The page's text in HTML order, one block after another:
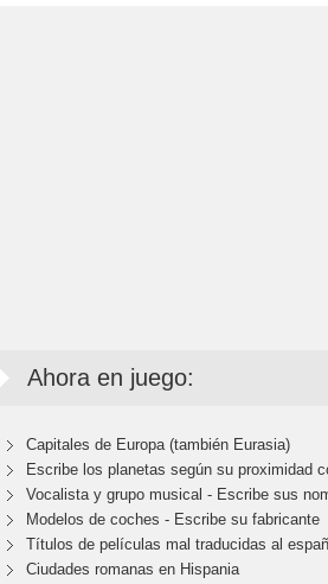
Ahora en juego:
Capitales de Europa (también Eurasia)
Escribe los planetas según su proximidad
Vocalista y grupo musical - Escribe sus
Modelos de coches - Escribe su fabricante
Títulos de películas mal traducidas al
Ciudades romanas en Hispania